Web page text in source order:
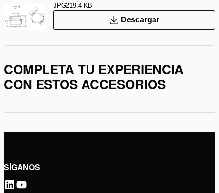
JPG219.4 KB
Descargar
COMPLETA TU EXPERIENCIA
CON ESTOS ACCESORIOS
SÍGANOS